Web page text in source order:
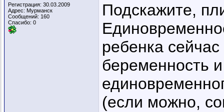
Регистрация: 30.03.2009
Адрес: Мурманск
Сообщений: 160
Спасибо: 0
Подскажите,
ребенка
беременность
(если можно,